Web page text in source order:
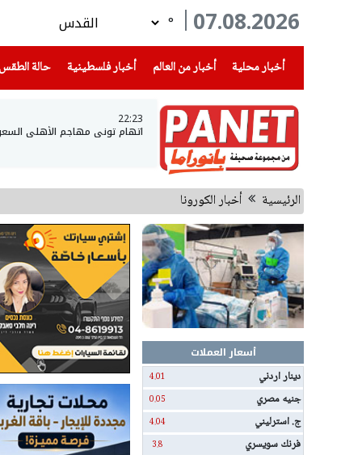
07.08.2026
°
أخبار محلية
(current) أخبار من العالم أخبار فلسطينية(current) حالة الطقس
22:23
اتهام توني مهاجم الأهلي
الرئيسية أخبار الكورونا
أسعار العملات
دينار اردني
4.01
جنيه مصري 0.05
ج. استرليني 4.04
فرنك سويسري 3.8